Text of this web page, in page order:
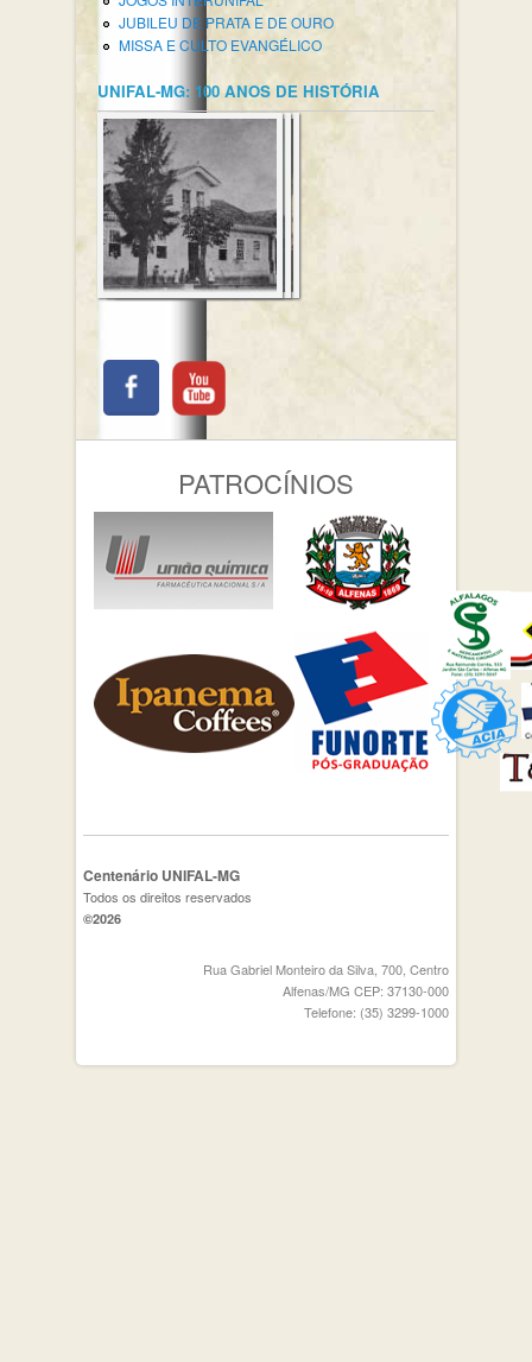
JUBILEU DE PRATA E DE OURO
MISSA E CULTO EVANGÉLICO
UNIFAL-MG: 100 ANOS DE HISTÓRIA
PATROCÍNIOS
Centenário UNIFAL-MG
Todos os direitos reservados
©2026
Rua Gabriel Monteiro da Silva, 700, Centro
Alfenas/MG CEP: 37130-000
Telefone: (35) 3299-1000